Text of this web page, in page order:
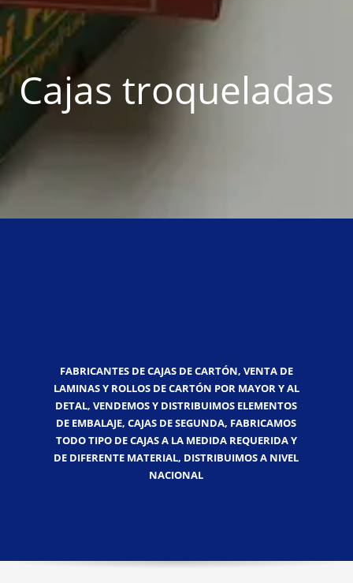
Cajas troqueladas
FABRICANTES DE CAJAS DE CARTÓN, VENTA DE
LAMINAS Y ROLLOS DE CARTÓN POR MAYOR Y AL
DETAL, VENDEMOS Y DISTRIBUIMOS ELEMENTOS
DE EMBALAJE, CAJAS DE SEGUNDA, FABRICAMOS
TODO TIPO DE CAJAS A LA MEDIDA REQUERIDA Y
DE DIFERENTE MATERIAL, DISTRIBUIMOS A NIVEL
NACIONAL